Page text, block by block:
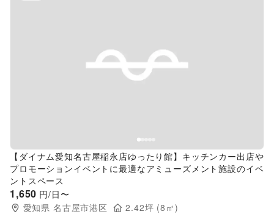
Previous slide
【ダイナム愛知名古屋稲永店ゆったり館】キッチンカー出店や
プロモーションイベントに最適なアミューズメント施設のイベ
ントスペース
1,650 円/日〜
愛知県 名古屋市港区 2.42坪 (8 ㎡)